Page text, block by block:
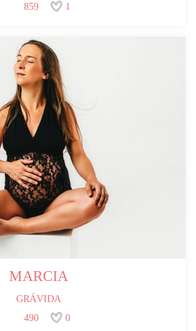
859
1
MARCIA
GRÁVIDA
490
0